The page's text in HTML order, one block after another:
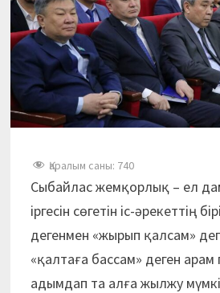
Қаралым саны: 740
Сыбайлас жемқорлық – ел
іргесін сөгетін іс-әрекеттің
дегенмен «жырып қалсам»
«қалтаға бассам» деген
адымдап та алға жылжу